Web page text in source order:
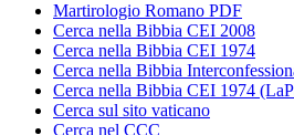
Martirologio Romano PDF
Cerca nella Bibbia CEI 2008
Cerca nella Bibbia CEI 1974
Cerca nella Bibbia
Cerca nella Bibbia CEI 1974
Cerca sul sito vaticano
Cerca nel CCC